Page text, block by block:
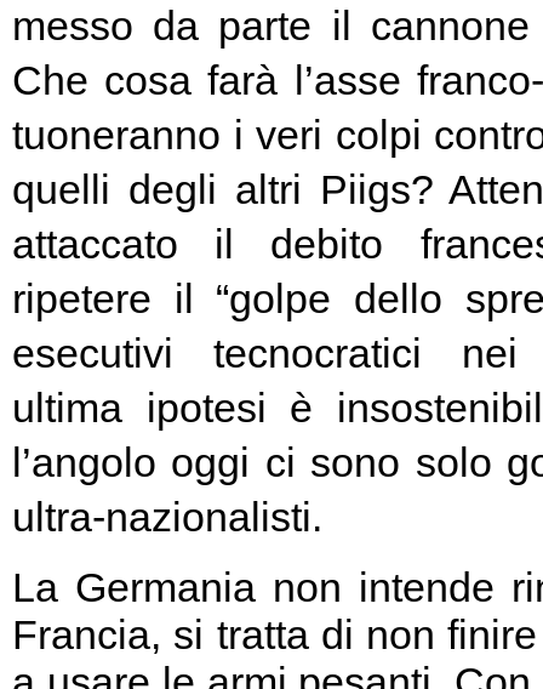
messo da parte il
Che cosa farà l’asse
tuoneranno i veri colpi
quelli degli altri Piigs?
attaccato il debito
ripetere il “golpe dello
esecutivi tecnocratici
ultima ipotesi è
l’angolo oggi ci sono solo
ultra-nazionalisti.
La Germania non intende
Francia, si tratta di non